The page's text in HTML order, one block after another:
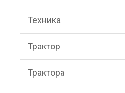
Техника
Трактор
Трактора